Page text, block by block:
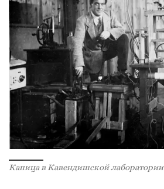
Капица в Кавендишской лаборатории